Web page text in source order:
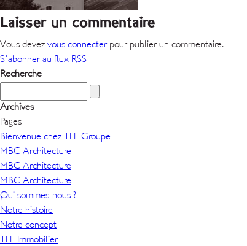
Laisser un commentaire
Vous devez vous connecterpour publier un commentaire.
S'abonner au flux RSS
Recherche
Archives
Pages
Bienvenue chez TFL Groupe
MBC Architecture
MBC Architecture
MBC Architecture
Qui sommes-nous ?
Notre histoire
Notre concept
TFL Immobilier